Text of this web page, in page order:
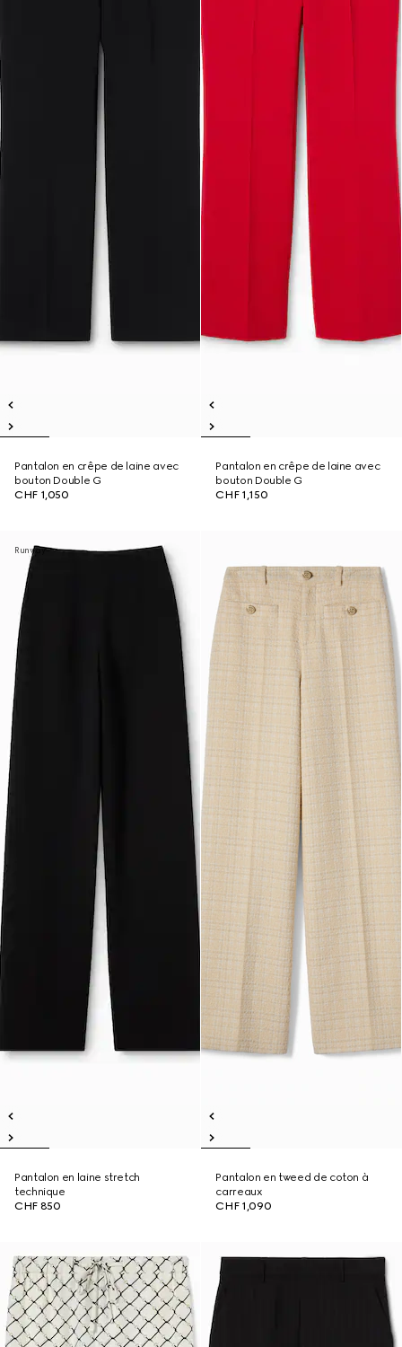
Pantalon en crêpe de laine avec
bouton Double G
CHF 1,050
Pantalon en crêpe de laine avec
bouton Double G
CHF 1,150
Runway
Pantalon en laine stretch
technique
CHF 850
Pantalon en tweed de coton à
carreaux
CHF 1,090